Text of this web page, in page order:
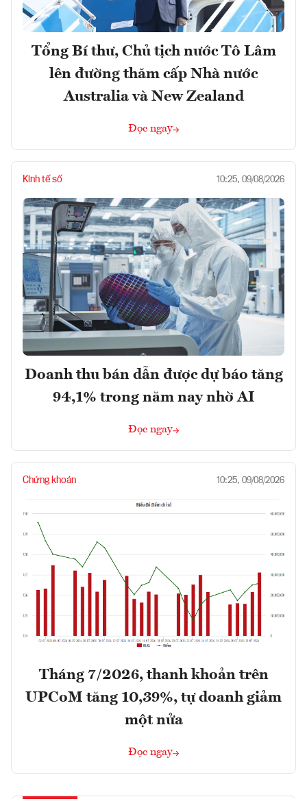
Tổng Bí thư, Chủ tịch nước Tô Lâm
lên đường thăm cấp Nhà nước
Australia và New Zealand
Đọc ngay
Kinh tế số 10:25, 09/08/2026
Doanh thu bán dẫn được dự báo tăng
94,1% trong năm nay nhờ AI
Đọc ngay
Chứng khoán 10:25, 09/08/2026
Tháng 7/2026, thanh khoản trên
UPCoM tăng 10,39%, tự doanh giảm
một nửa
Đọc ngay